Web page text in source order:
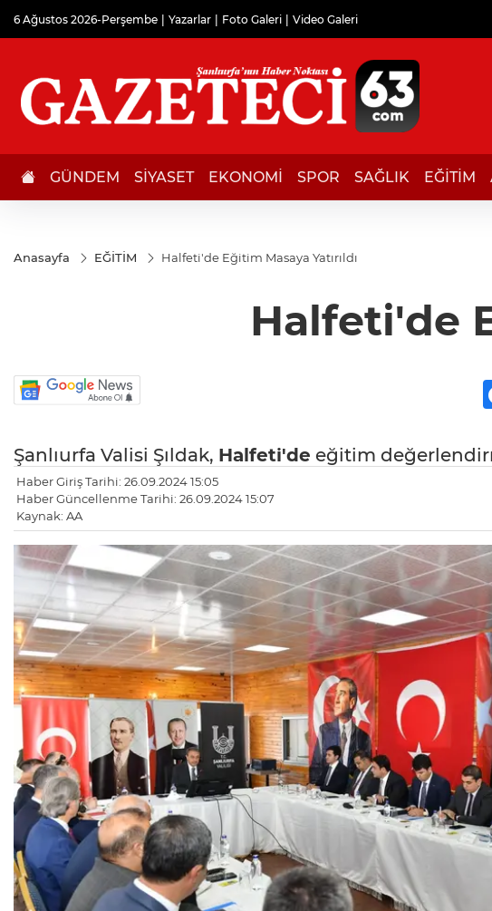
6 Ağustos 2026-Perşembe Yazarlar Foto Galeri Video Galeri
GÜNDEM SİYASET EKONOMİ SPOR SAĞLIK EĞİTİM
Anasayfa EĞİTİM Halfeti'de Eğitim Masaya Yatırıldı
Halfeti'de
Şanlıurfa Valisi Şıldak, Halfeti'de eğitim
Haber Giriş Tarihi: 26.09.2024 15:05
Haber Güncellenme Tarihi: 26.09.2024 15:07
Kaynak: AA